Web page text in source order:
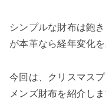
シンプルな財布は飽
が本革なら経年変化
今回は、クリスマス
メンズ財布を紹介しま